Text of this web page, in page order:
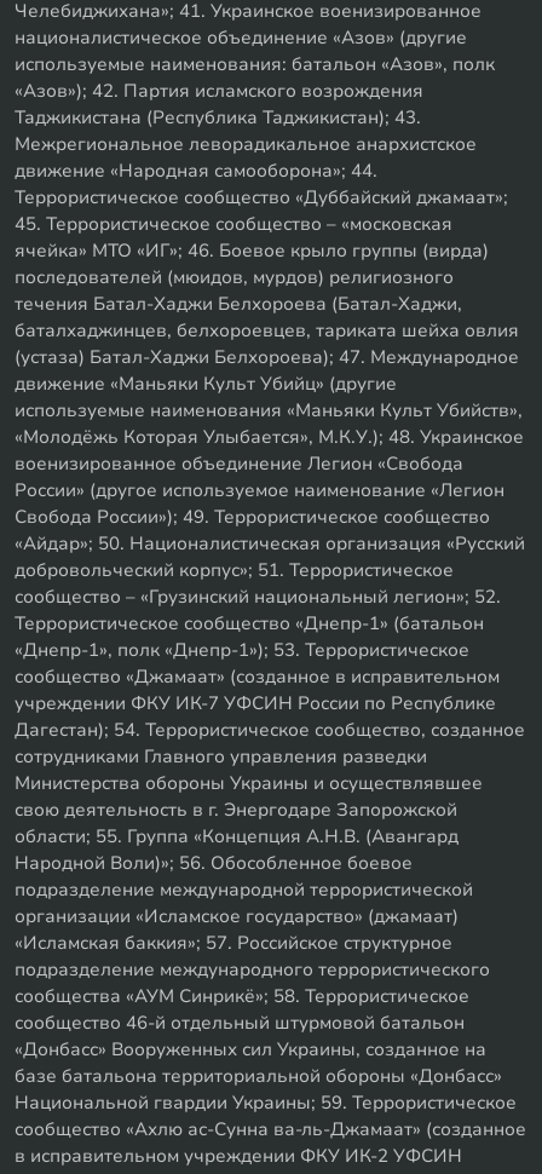
Челебиджихана»; 41. Украинское военизированное
националистическое объединение «Азов» (другие
используемые наименования: батальон «Азов», полк
«Азов»); 42. Партия исламского возрождения
Таджикистана (Республика Таджикистан); 43.
Межрегиональное леворадикальное анархистское
движение «Народная самооборона»; 44.
Террористическое сообщество «Дуббайский джамаат»;
45. Террористическое сообщество – «московская
ячейка» МТО «ИГ»; 46. Боевое крыло группы (вирда)
последователей (мюидов, мурдов) религиозного
течения Батал-Хаджи Белхороева (Батал-Хаджи,
баталхаджинцев, белхороевцев, тариката шейха овлия
(устаза) Батал-Хаджи Белхороева); 47. Международное
движение «Маньяки Культ Убийц» (другие
используемые наименования «Маньяки Культ Убийств»,
«Молодёжь Которая Улыбается», М.К.У.); 48. Украинское
военизированное объединение Легион «Свобода
России» (другое используемое наименование «Легион
Свобода России»); 49. Террористическое сообщество
«Айдар»; 50. Националистическая организация «Русский
добровольческий корпус»; 51. Террористическое
сообщество – «Грузинский национальный легион»; 52.
Террористическое сообщество «Днепр-1» (батальон
«Днепр-1», полк «Днепр-1»); 53. Террористическое
сообщество «Джамаат» (созданное в исправительном
учреждении ФКУ ИК-7 УФСИН России по Республике
Дагестан); 54. Террористическое сообщество, созданное
сотрудниками Главного управления разведки
Министерства обороны Украины и осуществлявшее
свою деятельность в г. Энергодаре Запорожской
области; 55. Группа «Концепция А.Н.В. (Авангард
Народной Воли)»; 56. Обособленное боевое
подразделение международной террористической
организации «Исламское государство» (джамаат)
«Исламская баккия»; 57. Российское структурное
подразделение международного террористического
сообщества «АУМ Синрикё»; 58. Террористическое
сообщество 46-й отдельный штурмовой батальон
«Донбасс» Вооруженных сил Украины, созданное на
базе батальона территориальной обороны «Донбасс»
Национальной гвардии Украины; 59. Террористическое
сообщество «Ахлю ас-Сунна ва-ль-Джамаат» (созданное
в исправительном учреждении ФКУ ИК-2 УФСИН